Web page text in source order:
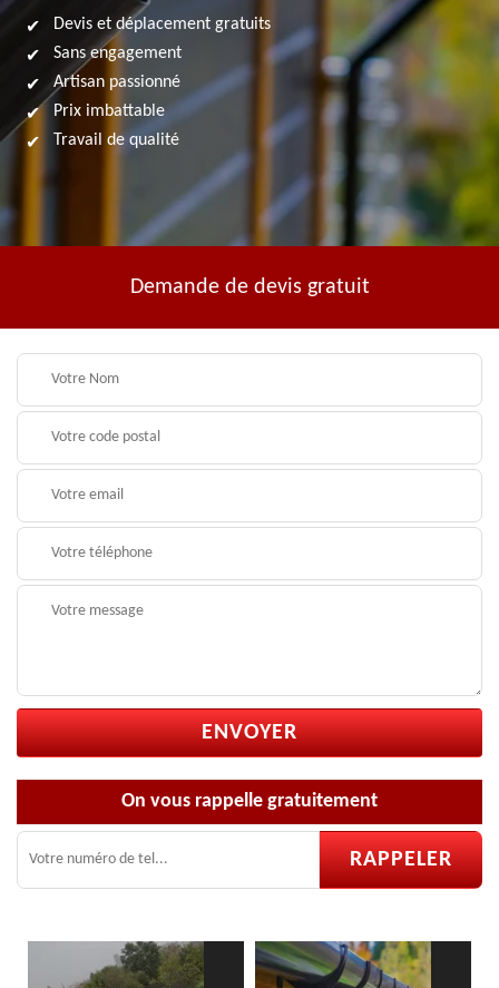
Devis et déplacement gratuits
Sans engagement
Artisan passionné
Prix imbattable
Travail de qualité
Demande de devis gratuit
On vous rappelle gratuitement